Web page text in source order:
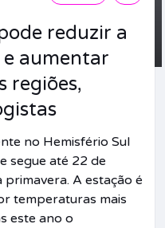
reduzir a
aumentar
regiões,
no Hemisfério Sul
segue até 22 de
A estação é
temperaturas mais
este ano o